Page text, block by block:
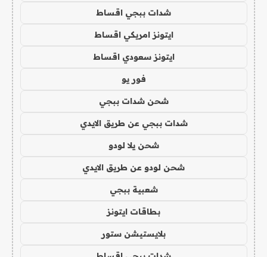
شدات ببجي اقساط
ايتونز امريكي اقساط
ايتونز سعودي اقساط
فور يو
شحن شدات ببجي
شدات ببجي عن طريق الايدي
شحن يلا لودو
شحن لودو عن طريق الايدي
شعبية ببجي
بطاقات ايتونز
بلايستيشن ستور